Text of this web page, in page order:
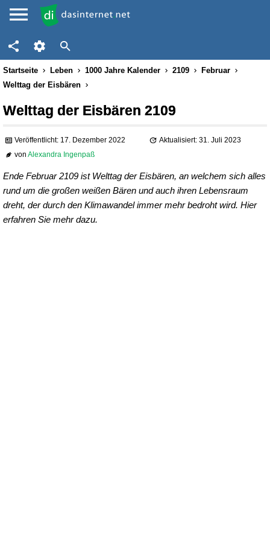
Startseite Leben 1000 Jahre Kalender 2109
Februar
Welttag der Eisbären
Welttag der Eisbären 2109
Veröffentlicht: 17. Dezember 2022
Aktualisiert: 31. Juli 2023
vonAlexandra Ingenpaß
Ende Februar 2109 ist Welttag der Eisbären, an welchem sich alles
rund um die großen weißen Bären und auch ihren Lebensraum
dreht, der durch den Klimawandel immer mehr bedroht wird. Hier
erfahren Sie mehr dazu.